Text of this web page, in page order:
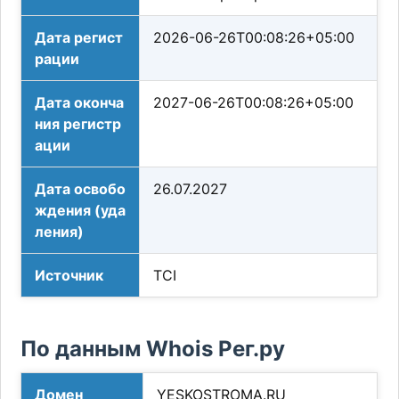
Дата регист
рации
2026-06-26T00:08:26+05:00
Дата оконча
ния регистр
ации
2027-06-26T00:08:26+05:00
Дата освобо
ждения (уда
ления)
26.07.2027
Источник TCI
По данным Whois Рег.ру
Домен YESKOSTROMA.RU